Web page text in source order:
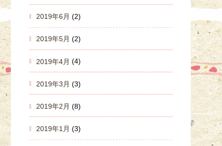
2019年6月 (2)
2019年5月 (2)
2019年4月 (4)
2019年3月 (3)
2019年2月 (8)
2019年1月 (3)